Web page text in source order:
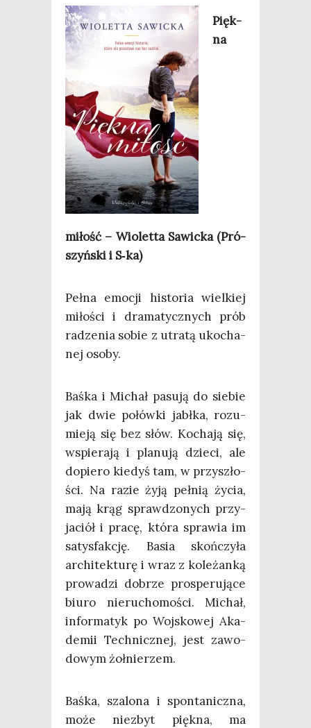
Pięk­
na
miłość – Wio­let­ta Sawic­ka (Pró­
szyń­ski i S‑ka)
Peł­na emo­cji histo­ria wiel­kiej
miło­ści i dra­ma­tycz­nych prób
radze­nia sobie z utra­tą uko­cha­
nej osoby.
Baśka i Michał pasu­ją do sie­bie
jak dwie połów­ki jabł­ka, rozu­
mie­ją się bez słów. Kocha­ją się,
wspie­ra­ją i pla­nu­ją dzie­ci, ale
dopie­ro kie­dyś tam, w przy­szło­
ści. Na razie żyją peł­nią życia,
mają krąg spraw­dzo­nych przy­
ja­ciół i pra­cę, któ­ra spra­wia im
satys­fak­cję. Basia skoń­czy­ła
archi­tek­tu­rę i wraz z kole­żan­ką
pro­wa­dzi dobrze pro­spe­ru­ją­ce
biu­ro nie­ru­cho­mo­ści. Michał,
infor­ma­tyk po Woj­sko­wej Aka­
de­mii Tech­nicz­nej, jest zawo­
do­wym żołnierzem.
Baś­ka, sza­lo­na i spon­ta­nicz­na,
może nie­zbyt pięk­na, ma